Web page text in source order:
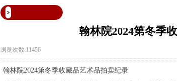
翰林院2024第冬季
浏览次数:11456
翰林院2024第冬季收藏品艺术品拍卖纪录